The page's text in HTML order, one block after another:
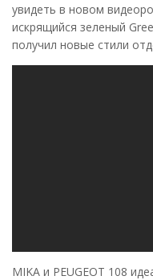
увидеть в новом
искрящийся зеленый
получил новые стили
MIKA и PEUGEOT 108